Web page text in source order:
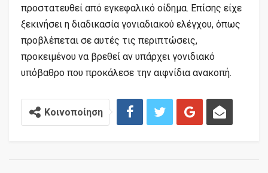
προστατευθεί από εγκεφαλικό οίδημα. Επίσης είχε
ξεκινήσει η διαδικασία γονιαδιακού ελέγχου, όπως
προβλέπεται σε αυτές τις περιπτώσεις,
προκειμένου να βρεθεί αν υπάρχει γονιδιακό
υπόβαθρο που προκάλεσε την αιφνίδια ανακοπή.
Κοινοποίηση